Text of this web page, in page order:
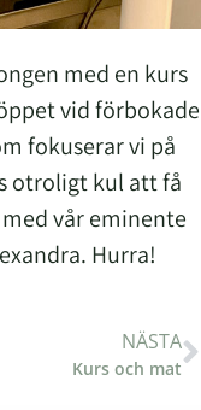
med en kurs
vid förbokade
fokuserar vi på
otroligt kul att få
vår eminente
Hurra!
NÄSTA
Kurs och mat